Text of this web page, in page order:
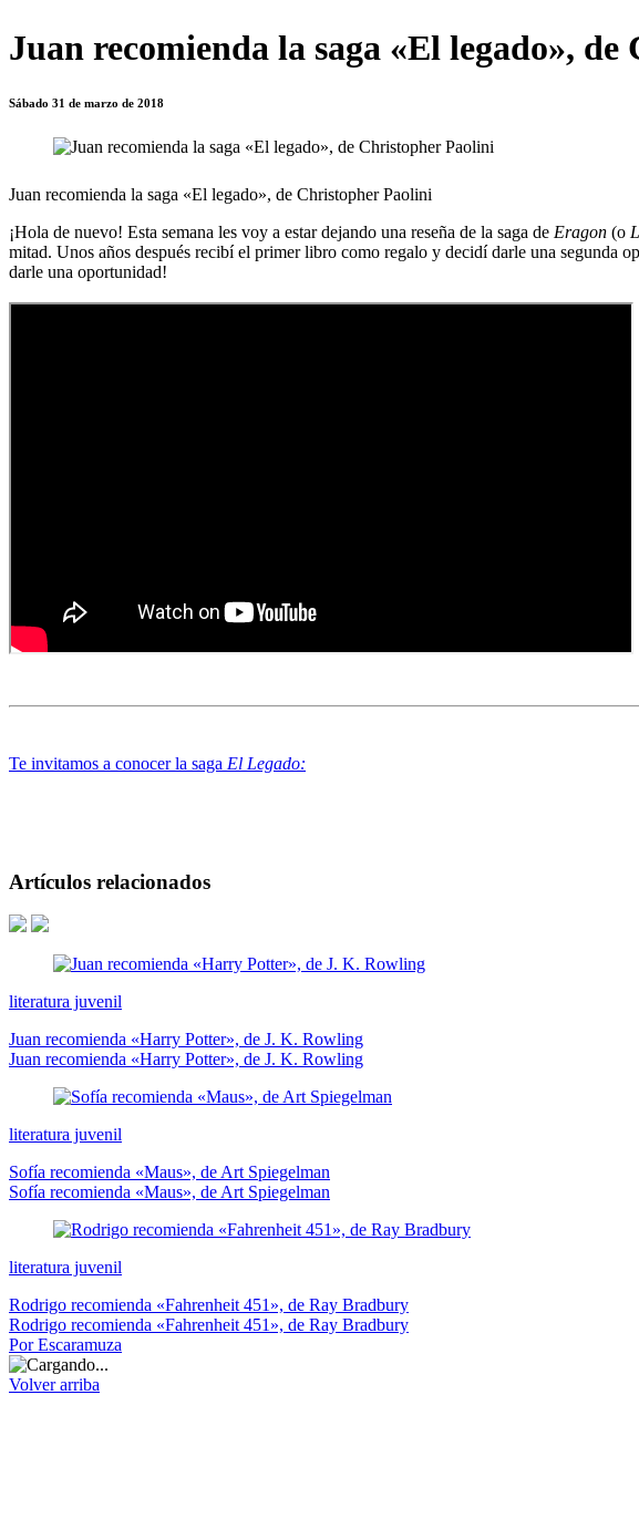
Juan recomienda la saga «El legado»,
Sábado 31 de marzo de 2018
Juan recomienda la saga «El legado», de Christopher Paolini
¡Hola de nuevo! Esta semana les voy a estar dejando una reseña de la saga de Eragon (o
mitad. Unos años después recibí el primer libro como regalo y decidí darle una segunda
darle una oportunidad!
Te invitamos a conocer la saga El Legado:
Artículos relacionados
literatura juvenil
Juan recomienda «Harry Potter», de J. K. Rowling
Juan recomienda «Harry Potter», de J. K. Rowling
literatura juvenil
Sofía recomienda «Maus», de Art Spiegelman
Sofía recomienda «Maus», de Art Spiegelman
literatura juvenil
Rodrigo recomienda «Fahrenheit 451», de Ray Bradbury
Rodrigo recomienda «Fahrenheit 451», de Ray Bradbury
Por Escaramuza
Volver arriba